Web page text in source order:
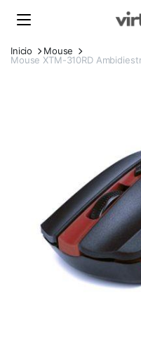
Inicio
Mouse
Mouse XTM-310RD